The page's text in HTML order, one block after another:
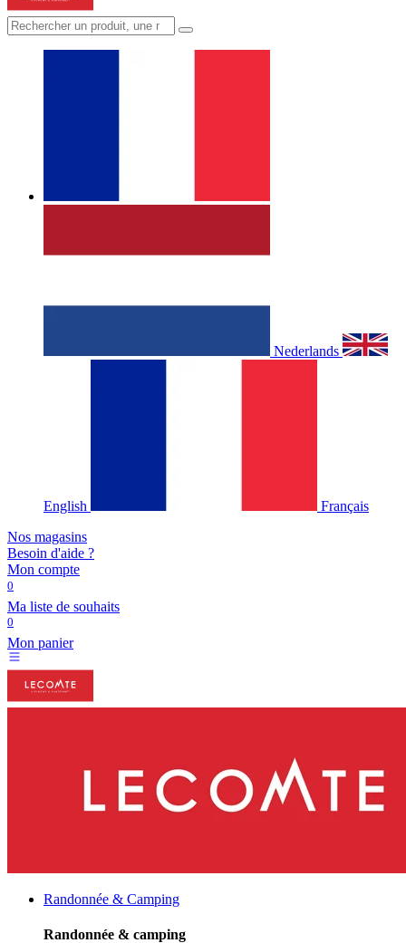
Nederlands
English
Français
Nos magasins
Besoin d'aide ?
Mon compte
0
Ma liste de souhaits
0
Mon panier
Randonnée & Camping
Randonnée & camping